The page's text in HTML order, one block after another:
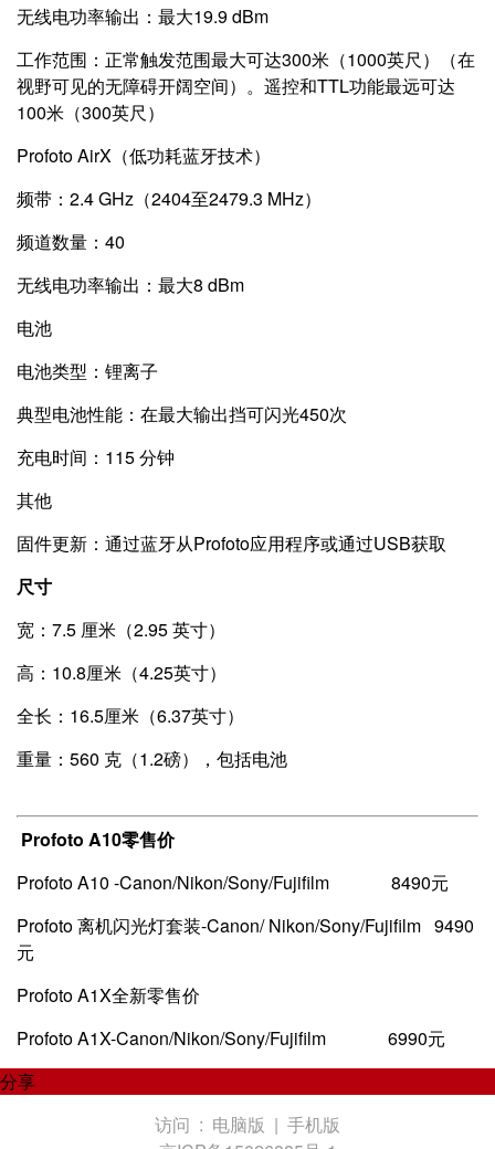
无线电功率输出：最大19.9 dBm
工作范围：正常触发范围最大可达300米（1000英尺）（在
视野可见的无障碍开阔空间）。遥控和TTL功能最远可达
100米（300英尺）
Profoto AirX（低功耗蓝牙技术）
频带：2.4 GHz（2404至2479.3 MHz）
频道数量：40
无线电功率输出：最大8 dBm
电池
电池类型：锂离子
典型电池性能：在最大输出挡可闪光450次
充电时间：115 分钟
其他
固件更新：通过蓝牙从Profoto应用程序或通过USB获取
尺寸
宽：7.5 厘米（2.95 英寸）
高：10.8厘米（4.25英寸）
全长：16.5厘米（6.37英寸）
重量：560 克（1.2磅），包括电池
Profoto A10零售价
Profoto A10 -Canon/Nikon/Sony/Fujifilm 8490元
Profoto 离机闪光灯套装-Canon/ Nikon/Sony/Fujifilm 9490
元
Profoto A1X全新零售价
Profoto A1X-Canon/Nikon/Sony/Fujifilm 6990元
分享
访问 : 电脑版 | 手机版